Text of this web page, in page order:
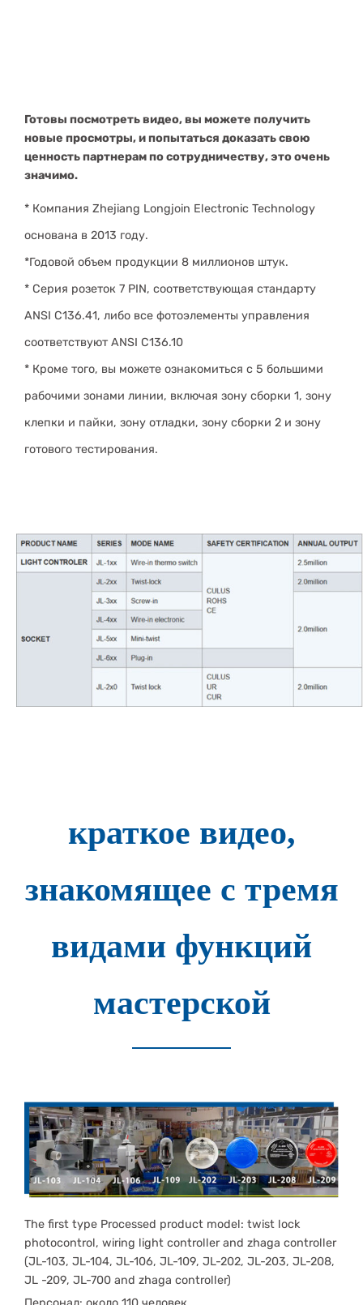
Готовы посмотреть видео, вы можете получить
новые просмотры, и попытаться доказать свою
ценность партнерам по сотрудничеству, это очень
значимо.
* Компания Zhejiang Longjoin Electronic Technology
основана в 2013 году.
*Годовой объем продукции 8 миллионов штук.
* Серия розеток 7 PIN, соответствующая стандарту
ANSI C136.41, либо все фотоэлементы управления
соответствуют ANSI C136.10
* Кроме того, вы можете ознакомиться с 5 большими
рабочими зонами линии, включая зону сборки 1, зону
клепки и пайки, зону отладки, зону сборки 2 и зону
готового тестирования.
краткое видео,
знакомящее с тремя
видами функций
мастерской
The first type Processed product model: twist lock
photocontrol, wiring light controller and zhaga controller
(JL-103, JL-104, JL-106, JL-109, JL-202, JL-203, JL-208,
JL -209, JL-700 and zhaga controller)